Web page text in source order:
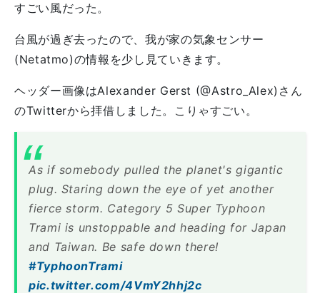
すごい風だった。
台風が過ぎ去ったので、我が家の気象センサー
(Netatmo)の情報を少し見ていきます。
ヘッダー画像はAlexander Gerst (@Astro_Alex)さん
のTwitterから拝借しました。こりゃすごい。
As if somebody pulled the planet's gigantic
plug. Staring down the eye of yet another
fierce storm. Category 5 Super Typhoon
Trami is unstoppable and heading for Japan
and Taiwan. Be safe down there!
#TyphoonTrami
pic.twitter.com/4VmY2hhj2c